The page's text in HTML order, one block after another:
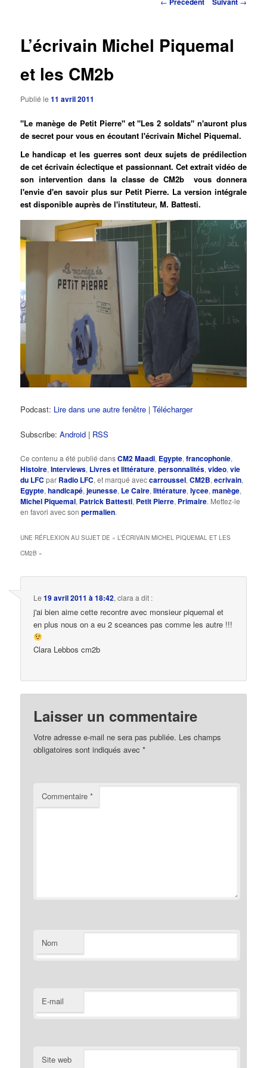
L’écrivain Michel Piquemal
et les CM2b
Publié le11 avril 2011
"Le manège de Petit Pierre" et "Les 2 soldats" n'auront plus
de secret pour vous en écoutant l'écrivain Michel Piquemal.
Le handicap et les guerres sont deux sujets de prédilection
de cet écrivain éclectique et passionnant. Cet extrait vidéo de
son intervention dans la classe de CM2b vous donnera
l'envie d'en savoir plus sur Petit Pierre. La version intégrale
est disponible auprès de l'instituteur, M. Battesti.
Podcast: Lire dans une autre fenêtre |Télécharger
Subscribe:Android | RSS
Ce contenu a été publié dansCM2 Maadi, Egypte,francophonie,
Histoire,Interviews, Livres et littérature,personnalités,video,vie
du LFC par Radio LFC, et marqué aveccarroussel,CM2B,ecrivain,
Egypte,handicapé,jeunesse, Le Caire,littérature,lycee,manège,
Michel Piquemal, Patrick Battesti, Petit Pierre, Primaire. Mettez-le
en favori avec sonpermalien.
UNE RÉFLEXION AU SUJET DE «L’ÉCRIVAIN MICHEL PIQUEMAL ET LES
CM2B »
Le19 avril 2011 à 18:42,clara a dit :
j'ai bien aime cette recontre avec monsieur piquemal et
en plus nous on a eu 2 sceances pas comme les autre !!!
Clara Lebbos cm2b
Laisser un commentaire
Votre adresse e-mail ne sera pas publiée. Les champs
obligatoires sont indiqués avec*
Commentaire*
Nom
E-mail
Site web